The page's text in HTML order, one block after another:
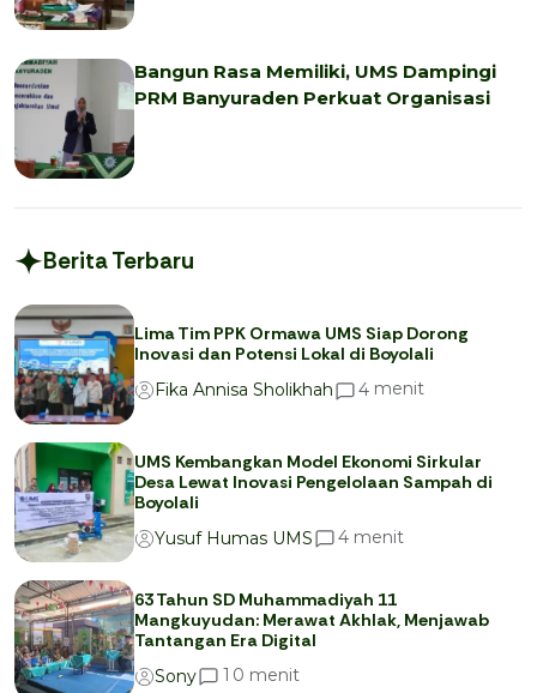
Bangun Rasa Memiliki, UMS Dampingi
PRM Banyuraden Perkuat Organisasi
Berita Terbaru
Lima Tim PPK Ormawa UMS Siap Dorong
Inovasi dan Potensi Lokal di Boyolali
Fika Annisa Sholikhah
4 menit
UMS Kembangkan Model Ekonomi Sirkular
Desa Lewat Inovasi Pengelolaan Sampah di
Boyolali
Yusuf Humas UMS
4 menit
63 Tahun SD Muhammadiyah 11
Mangkuyudan: Merawat Akhlak, Menjawab
Tantangan Era Digital
Sony
1 0 menit